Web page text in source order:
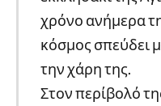
χρόνο ανήμερα
κόσμος σπεύδει
την χάρη της.
Στον περίβολό